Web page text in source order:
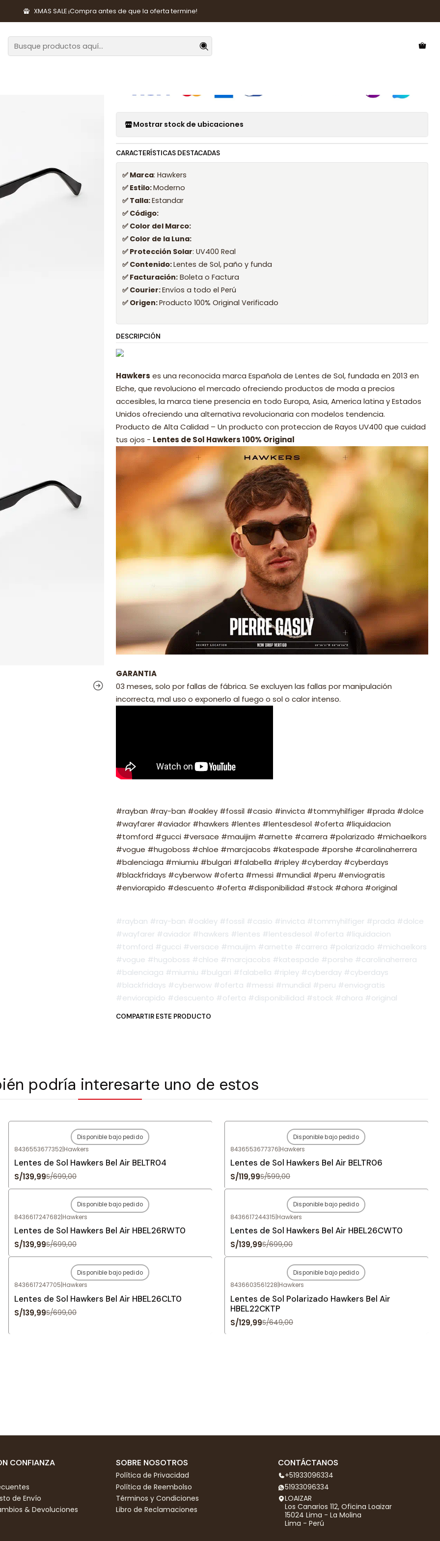
XMAS SALE ¡Compra antes de que la oferta termine!
de Moda Lentes y Accesorios Lentes de Sol Lentes de Sol Hawkers Bel Air BELTR02
Lentes de Sol Hawkers Bel Air BELTR02
Mostrar stock de ubicaciones
CARACTERÍSTICAS DESTACADAS
✅ Marca: Hawkers
✅ Estilo:Moderno
✅ Talla:Estandar
✅ Código:
✅ Color del Marco:
✅ Color de la Luna:
✅ Protección Solar: UV400 Real
✅ Contenido:Lentes de Sol, paño y funda
✅ Facturación: Boleta o Factura
✅ Courier:Envíos a todo el Perú
✅ Origen:Producto 100% Original Verificado
DESCRIPCIÓN
Hawkers es una reconocida marca Española de Lentes de Sol, fundada en 2013 en
Elche, que revoluciono el mercado ofreciendo productos de moda a precios
accesibles, la marca tiene presencia en todo Europa, Asia, America latina y Estados
Unidos ofreciendo una alternativa revolucionaria con modelos tendencia.
Producto de Alta Calidad – Un producto con proteccion de Rayos UV400 que cuidad
tus ojos - Lentes de Sol Hawkers 100% Original
GARANTIA
03 meses, solo por fallas de fábrica. Se excluyen las fallas por manipulación
incorrecta, mal uso o exponerlo al fuego o sol o calor intenso.
#rayban #ray-ban #oakley #fossil #casio #invicta #tommyhilfiger #prada #dolce
#wayfarer #aviador #hawkers #lentes #lentesdesol #oferta #liquidacion
#tomford #gucci #versace #mauijim #arnette #carrera #polarizado #michaelkors
#vogue #hugoboss #chloe #marcjacobs #katespade #porshe #carolinaherrera
#balenciaga #miumiu #bulgari #falabella #ripley #cyberday #cyberdays
#blackfridays #cyberwow #oferta #messi #mundial #peru #enviogratis
#enviorapido #descuento #oferta #disponibilidad #stock #ahora #original
#rayban #ray-ban #oakley #fossil #casio #invicta #tommyhilfiger #prada #dolce
#wayfarer #aviador #hawkers #lentes #lentesdesol #oferta #liquidacion
#tomford #gucci #versace #mauijim #arnette #carrera #polarizado #michaelkors
#vogue #hugoboss #chloe #marcjacobs #katespade #porshe #carolinaherrera
#balenciaga #miumiu #bulgari #falabella #ripley #cyberday #cyberdays
#blackfridays #cyberwow #oferta #messi #mundial #peru #enviogratis
#enviorapido #descuento #oferta #disponibilidad #stock #ahora #original
COMPARTIR ESTE PRODUCTO
podría interesarte uno de estos
Agotado
Disponible bajo pedido
8436553677352|Hawkers
Lentes de Sol Hawkers Bel Air BELTR04
S/139,99S/699,00
Agotado
Disponible bajo pedido
8436553677376|Hawkers
Lentes de Sol Hawkers Bel Air BELTR06
S/119,99S/599,00
Agotado
Disponible bajo pedido
8436617247682|Hawkers
Lentes de Sol Hawkers Bel Air HBEL26RWT0
S/139,99S/699,00
Agotado
Disponible bajo pedido
8436617244315|Hawkers
Lentes de Sol Hawkers Bel Air HBEL26CWT0
S/139,99S/699,00
Agotado
Disponible bajo pedido
8436617247705|Hawkers
Lentes de Sol Hawkers Bel Air HBEL26CLT0
S/139,99S/699,00
Agotado
Disponible bajo pedido
8436603561228|Hawkers
Lentes de Sol Polarizado Hawkers Bel Air
HBEL22CKTP
S/129,99S/649,00
CONFIANZA
de Envío
& Devoluciones
SOBRE NOSOTROS
Política de Privacidad
Política de Reembolso
Términos y Condiciones
Libro de Reclamaciones
CONTÁCTANOS
+51933096334
51933096334
LOAIZAR
Los Canarios 112, Oficina Loaizar
15024 Lima - La Molina
Lima - Perú